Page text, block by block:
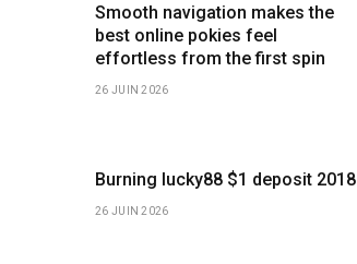
Smooth navigation makes the
best online pokies feel
effortless from the first spin
26 JUIN 2026
Burning lucky88 $1 deposit 2018
26 JUIN 2026